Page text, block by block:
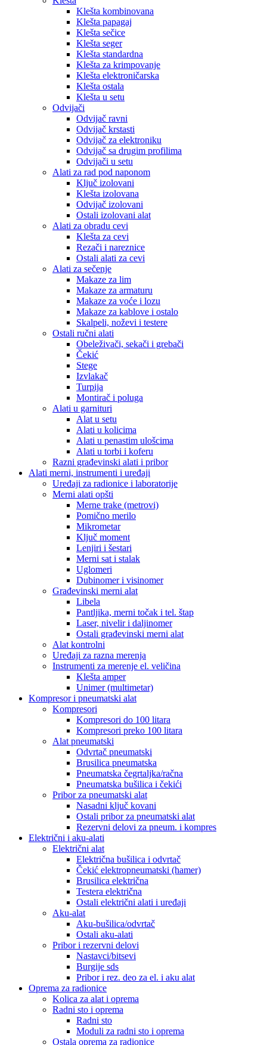
Klešta kombinovana
Klešta papagaj
Klešta sečice
Klešta seger
Klešta standardna
Klešta za krimpovanje
Klešta elektroničarska
Klešta ostala
Klešta u setu
Odvijači
Odvijač ravni
Odvijač krstasti
Odvijač za elektroniku
Odvijač sa drugim profilima
Odvijači u setu
Alati za rad pod naponom
Ključ izolovani
Klešta izolovana
Odvijač izolovani
Ostali izolovani alat
Alati za obradu cevi
Klešta za cevi
Rezači i nareznice
Ostali alati za cevi
Alati za sečenje
Makaze za lim
Makaze za armaturu
Makaze za voće i lozu
Makaze za kablove i ostalo
Skalpeli, noževi i testere
Ostali ručni alati
Obeleživači, sekači i grebači
Čekić
Stege
Izvlakač
Turpija
Montirač i poluga
Alati u garnituri
Alat u setu
Alati u kolicima
Alati u penastim ulošcima
Alati u torbi i koferu
Razni građevinski alati i pribor
Alati merni, instrumenti i uređaji
Uređaji za radionice i laboratorije
Merni alati opšti
Merne trake (metrovi)
Pomično merilo
Mikrometar
Ključ moment
Lenjiri i šestari
Merni sat i stalak
Uglomeri
Dubinomer i visinomer
Građevinski merni alat
Libela
Pantljika, merni točak i tel. štap
Laser, nivelir i daljinomer
Ostali građevinski merni alat
Alat kontrolni
Uređaji za razna merenja
Instrumenti za merenje el. veličina
Klešta amper
Unimer (multimetar)
Kompresor i pneumatski alat
Kompresori
Kompresori do 100 litara
Kompresori preko 100 litara
Alat pneumatski
Odvrtač pneumatski
Brusilica pneumatska
Pneumatska čegrtaljka/račna
Pneumatska bušilica i čekići
Pribor za pneumatski alat
Nasadni ključ kovani
Ostali pribor za pneumatski alat
Rezervni delovi za pneum. i kompres
Električni i aku-alati
Električni alat
Električna bušilica i odvrtač
Čekić elektropneumatski (hamer)
Brusilica električna
Testera električna
Ostali električni alati i uređaji
Aku-alat
Aku-bušilica/odvrtač
Ostali aku-alati
Pribor i rezervni delovi
Nastavci/bitsevi
Burgije sds
Pribor i rez. deo za el. i aku alat
Oprema za radionice
Kolica za alat i oprema
Radni sto i oprema
Radni sto
Moduli za radni sto i oprema
Ostala oprema za radionice